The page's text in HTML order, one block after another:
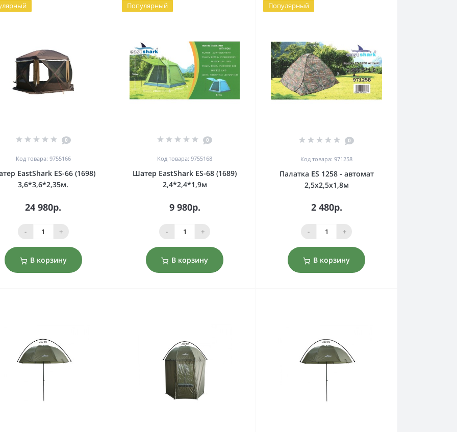
0
Код товара: 9755166
EastShark ES-66 (1698)
3,6*3,6*2,35м.
24 980р.
- +
В корзину
Популярный
0
Код товара: 9755168
Шатер EastShark ES-68 (1689)
2,4*2,4*1,9м
9 980р.
- +
В корзину
Популярный
0
Код товара: 971258
Палатка ES 1258 - автомат
2,5х2,5х1,8м
2 480р.
- +
В корзину